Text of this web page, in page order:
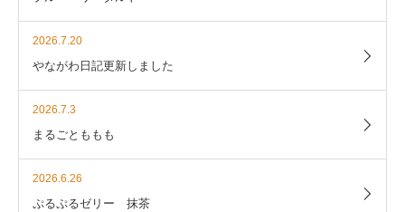
2026.7.20
やながわ日記更新しました
2026.7.3
まるごとももも
2026.6.26
ぷるぷるゼリー 抹茶